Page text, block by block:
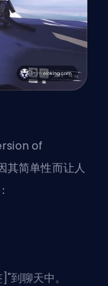
of
其简单性而让人
聊天中。